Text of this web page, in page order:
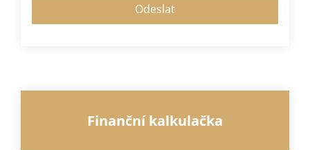
Finanční kalkulačka